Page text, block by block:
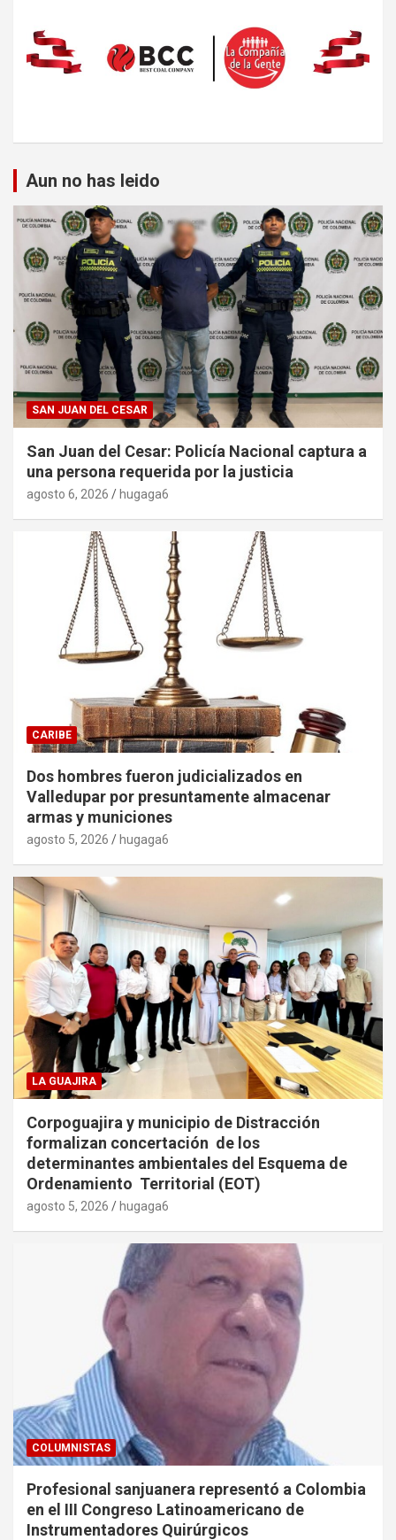
Aun no has leido
SAN JUAN DEL CESAR
San Juan del Cesar: Policía Nacional captura a
una persona requerida por la justicia
agosto 6, 2026 hugaga6
CARIBE
Dos hombres fueron judicializados en
Valledupar por presuntamente almacenar
armas y municiones
agosto 5, 2026 hugaga6
LA GUAJIRA
Corpoguajira y municipio de Distracción
formalizan concertación de los
determinantes ambientales del Esquema de
Ordenamiento Territorial (EOT)
agosto 5, 2026 hugaga6
COLUMNISTAS
Profesional sanjuanera representó a Colombia
en el III Congreso Latinoamericano de
Instrumentadores Quirúrgicos